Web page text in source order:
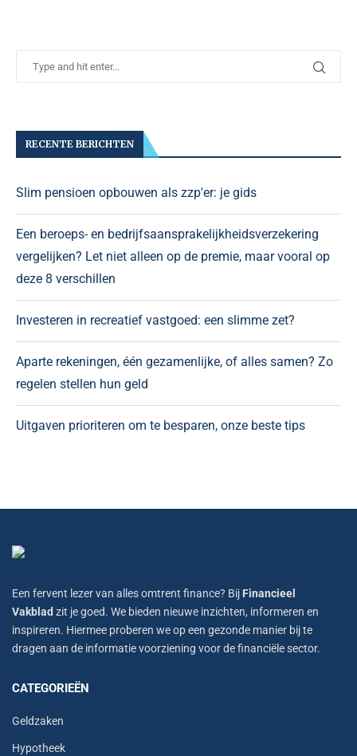
RECENTE BERICHTEN
Slim pensioen opbouwen als zzp'er: je gids
Een beroeps- en bedrijfsaansprakelijkheidsverzekering
vergelijken? Let niet alleen op de premie, maar vooral op
deze 8 verschillen
Investeren in recreatief vastgoed: een slimme zet?
Aparte rekeningen, één gezamenlijke, of alles samen? Zo
regelen stellen hun geld
Uitgaven prioriteren om te besparen, onze beste tips
Een fervent lezer van alles omtrent finance? Bij Financieel
Vakblad zit je goed. We bieden nieuwe inzichten, informeren en
inspireren. Hiermee proberen we op een gezonde manier bij te
dragen aan de informatie voorziening voor de financiële sector.
CATEGORIEËN
Geldzaken
Hypotheek